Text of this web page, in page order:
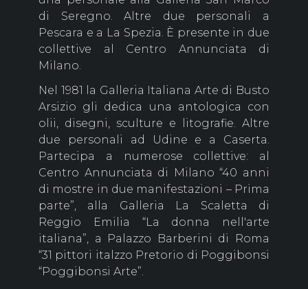
di Seregno. Altre due personali a
Pescara e a La Spezia. È presente in due
collettive al Centro Annunciata di
Milano.
Nel 1981 la Galleria Italiana Arte di Busto
Arsizio gli dedica una antologica con
olii, disegni, sculture e litografie. Altre
due personali ad Udine e a Caserta.
Partecipa a numerose collettive: al
Centro Annunciata di Milano “40 anni
di mostre in due manifestazioni – Prima
parte”, alla Galleria La Scaletta di
Reggio Emilia “La donna nell'arte
italiana”, a Palazzo Barberini di Roma
“31 pittori italzzo Pretorio di Poggibonsi
“Poggibonsi Arte”.